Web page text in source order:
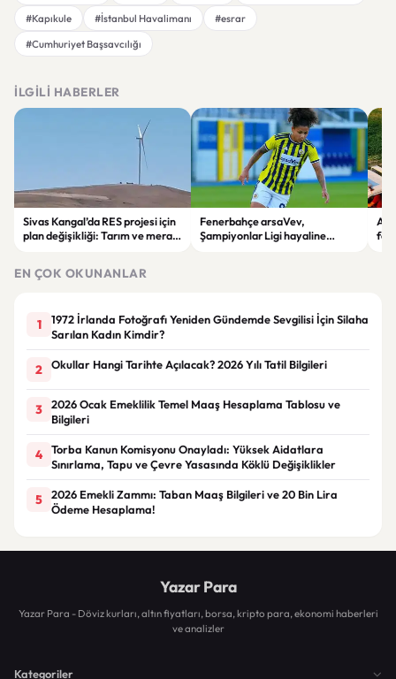
#Kapıkule
#İstanbul Havalimanı
#esrar
#Cumhuriyet Başsavcılığı
İLGILI HABERLER
Sivas Kangal’da RES projesi için
plan değişikliği: Tarım ve mera
Fenerbahçe arsaVev,
Şampiyonlar Ligi hayaline
EN ÇOK OKUNANLAR
1
1972 İrlanda Fotoğrafı Yeniden Gündemde Sevgilisi İçin Silaha
Sarılan Kadın Kimdir?
2 Okullar Hangi Tarihte Açılacak? 2026 Yılı Tatil Bilgileri
3
2026 Ocak Emeklilik Temel Maaş Hesaplama Tablosu ve
Bilgileri
4
Torba Kanun Komisyonu Onayladı: Yüksek Aidatlara
Sınırlama, Tapu ve Çevre Yasasında Köklü Değişiklikler
5
2026 Emekli Zammı: Taban Maaş Bilgileri ve 20 Bin Lira
Ödeme Hesaplama!
Yazar Para
Yazar Para - Döviz kurları, altın fiyatları, borsa, kripto para, ekonomi haberleri
ve analizler
Kategoriler